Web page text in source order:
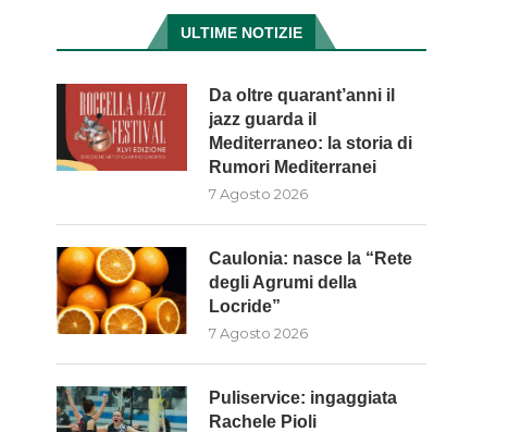
ULTIME NOTIZIE
Da oltre quarant’anni il
jazz guarda il
Mediterraneo: la storia di
Rumori Mediterranei
7 Agosto 2026
Caulonia: nasce la “Rete
degli Agrumi della
Locride”
7 Agosto 2026
Puliservice: ingaggiata
Rachele Pioli